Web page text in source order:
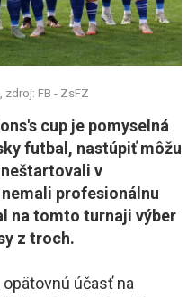
zdroj: FB - ZsFZ
cup je pomyselná
futbal, nastúpiť môžu
v
profesionálnu
na tomto turnaji výber
z troch.
účasť na